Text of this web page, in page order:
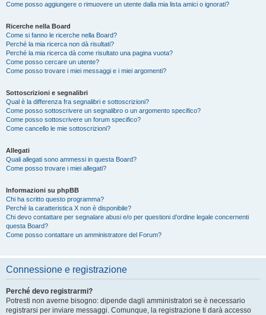
Come posso aggiungere o rimuovere un utente dalla mia lista amici o ignorati?
Ricerche nella Board
Come si fanno le ricerche nella Board?
Perché la mia ricerca non dà risultati?
Perché la mia ricerca dà come risultato una pagina vuota?
Come posso cercare un utente?
Come posso trovare i miei messaggi e i miei argomenti?
Sottoscrizioni e segnalibri
Qual è la differenza fra segnalibri e sottoscrizioni?
Come posso sottoscrivere un segnalibro o un argomento specifico?
Come posso sottoscrivere un forum specifico?
Come cancello le mie sottoscrizioni?
Allegati
Quali allegati sono ammessi in questa Board?
Come posso trovare i miei allegati?
Informazioni su phpBB
Chi ha scritto questo programma?
Perché la caratteristica X non è disponibile?
Chi devo contattare per segnalare abusi e/o per questioni d’ordine legale concernenti
questa Board?
Come posso contattare un amministratore del Forum?
Connessione e registrazione
Perché devo registrarmi?
Potresti non averne bisogno: dipende dagli amministratori se è necessario
registrarsi per inviare messaggi. Comunque, la registrazione ti darà accesso